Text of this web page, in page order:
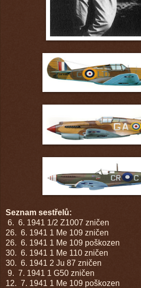
Seznam sestřelů:
6. 6. 1941 1/2 Z1007 zničen
26. 6. 1941 1 Me 109 zničen
26. 6. 1941 1 Me 109 poškozen
30. 6. 1941 1 Me 110 zničen
30. 6. 1941 2 Ju 87 zničen
9. 7. 1941 1 G50 zničen
12. 7. 1941 1 Me 109 poškozen